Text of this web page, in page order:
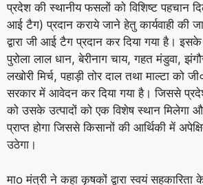
प्रदेश की स्थानीय फसलों को विशिष्ट पहचान
आई टैग) प्रदान कराये जाने हेतु कार्यवाही की
द्वारा जी आई टैग प्रदान कर दिया गया है।
पुरोला लाल धान, बेरीनाग चाय, गहत मंडुवा,
लखोरी मिर्च, पहाड़ी तोर दाल तथा माल्टा
सरकार में आवेदन कर दिया गया है। जिससे प्रदेश
को उसके उत्पादों को एक विशेष स्थान मिलेगा
प्राप्त होगा जिससे किसानों की आर्थिकी में
उठेगा।
माo मंत्री ने कहा कृषकों द्वारा स्वयं